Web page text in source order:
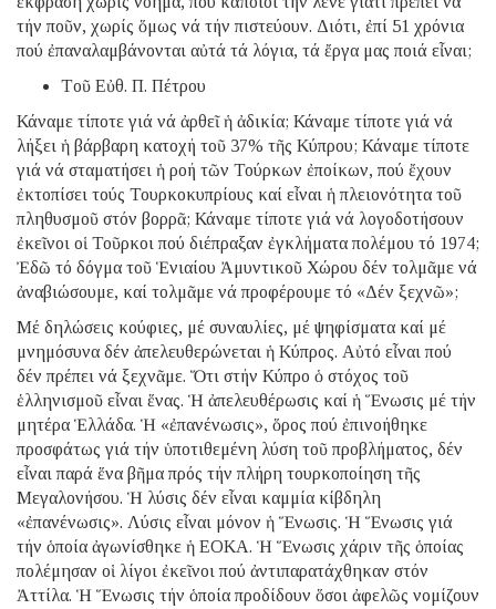
τήν ποῦν, χωρίς ὅμως νά τήν πιστεύουν. Διότι, ἐπί 51 χρόνια
πού ἐπαναλαμβάνονται αὐτά τά λόγια, τά ἔργα μας ποιά εἶναι;
Tοῦ Εὐθ. Π. Πέτρου
Κάναμε τίποτε γιά νά ἀρθεῖ ἡ ἀδικία; Κάναμε τίποτε γιά νά
λήξει ἡ βάρβαρη κατοχή τοῦ 37% τῆς Κύπρου; Κάναμε τίποτε
γιά νά σταματήσει ἡ ροή τῶν Τούρκων ἐποίκων, πού ἔχουν
ἐκτοπίσει τούς Τουρκοκυπρίους καί εἶναι ἡ πλειονότητα τοῦ
πληθυσμοῦ στόν βορρᾶ; Κάναμε τίποτε γιά νά λογοδοτήσουν
ἐκεῖνοι οἱ Τοῦρκοι πού διέπραξαν ἐγκλήματα πολέμου τό 1974;
Ἐδῶ τό δόγμα τοῦ Ἑνιαίου Ἀμυντικοῦ Χώρου δέν τολμᾶμε νά
ἀναβιώσουμε, καί τολμᾶμε νά προφέρουμε τό «Δέν ξεχνῶ»;
Μέ δηλώσεις κούφιες, μέ συναυλίες, μέ ψηφίσματα καί μέ
μνημόσυνα δέν ἀπελευθερώνεται ἡ Κύπρος. Αὐτό εἶναι πού
δέν πρέπει νά ξεχνᾶμε. Ὅτι στήν Κύπρο ὁ στόχος τοῦ
ἑλληνισμοῦ εἶναι ἕνας. Ἡ ἀπελευθέρωσις καί ἡ Ἕνωσις μέ τήν
μητέρα Ἑλλάδα. Ἡ «ἐπανένωσις», ὅρος πού ἐπινοήθηκε
προσφάτως γιά τήν ὑποτιθεμένη λύση τοῦ προβλήματος, δέν
εἶναι παρά ἕνα βῆμα πρός τήν πλήρη τουρκοποίηση τῆς
Μεγαλονήσου. Ἡ λύσις δέν εἶναι καμμία κίβδηλη
«ἐπανένωσις». Λύσις εἶναι μόνον ἡ Ἕνωσις. Ἡ Ἕνωσις γιά
τήν ὁποία ἀγωνίσθηκε ἡ ΕΟΚΑ. Ἡ Ἕνωσις χάριν τῆς ὁποίας
πολέμησαν οἱ λίγοι ἐκεῖνοι πού ἀντιπαρατάχθηκαν στόν
Ἀττίλα. Ἡ Ἕνωσις τήν ὁποία προδίδουν ὅσοι ἀφελῶς νομίζουν